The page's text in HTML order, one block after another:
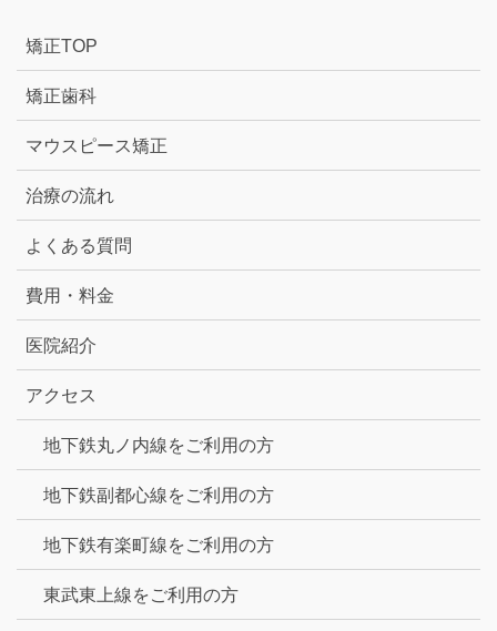
矯正TOP
矯正歯科
マウスピース矯正
治療の流れ
よくある質問
費用・料金
医院紹介
アクセス
地下鉄丸ノ内線をご利用の方
地下鉄副都心線をご利用の方
地下鉄有楽町線をご利用の方
東武東上線をご利用の方